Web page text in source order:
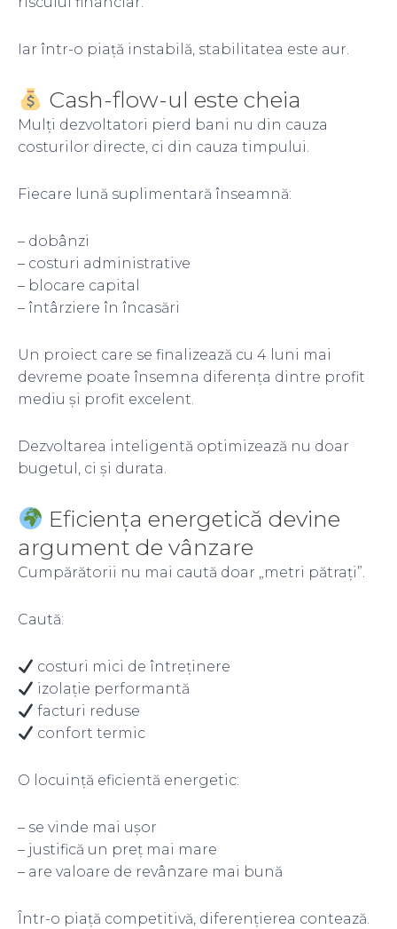
Iar într-o piață instabilă, stabilitatea este aur.
Cash-flow-ul este cheia
Mulți dezvoltatori pierd bani nu din cauza
costurilor directe, ci din cauza timpului.
Fiecare lună suplimentară înseamnă:
– dobânzi
– costuri administrative
– blocare capital
– întârziere în încasări
Un proiect care se finalizează cu 4 luni mai
devreme poate însemna diferența dintre profit
mediu și profit excelent.
Dezvoltarea inteligentă optimizează nu doar
bugetul, ci și durata.
Eficiența energetică devine
argument de vânzare
Cumpărătorii nu mai caută doar „metri pătrați”.
Caută:
costuri mici de întreținere
izolație performantă
facturi reduse
confort termic
O locuință eficientă energetic:
– se vinde mai ușor
– justifică un preț mai mare
– are valoare de revânzare mai bună
Într-o piață competitivă, diferențierea contează.